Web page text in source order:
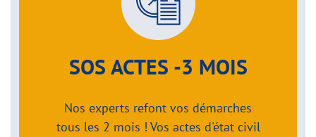
SOS ACTES -3 MOIS
Nos experts refont vos démarches
tous les 2 mois ! Vos actes d'état civil